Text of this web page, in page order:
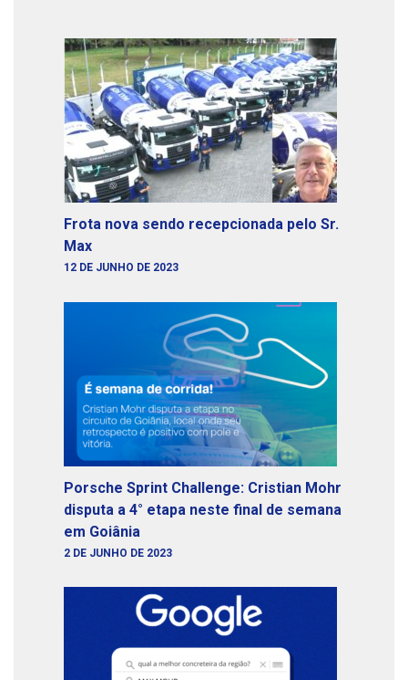
Frota nova sendo recepcionada pelo Sr.
Max
12 DE JUNHO DE 2023
Porsche Sprint Challenge: Cristian Mohr
disputa a 4° etapa neste final de semana
em Goiânia
2 DE JUNHO DE 2023